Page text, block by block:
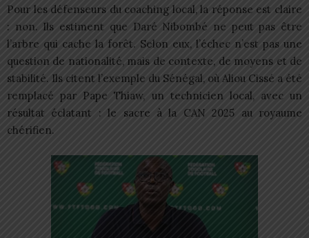
Pour les défenseurs du coaching local, la réponse est claire
: non. Ils estiment que Daré Nibombé ne peut pas être
l’arbre qui cache la forêt. Selon eux, l’échec n’est pas une
question de nationalité, mais de contexte, de moyens et de
stabilité. Ils citent l’exemple du Sénégal, où Aliou Cissé a été
remplacé par Pape Thiaw, un technicien local, avec un
résultat éclatant : le sacre à la CAN 2025 au royaume
chérifien.